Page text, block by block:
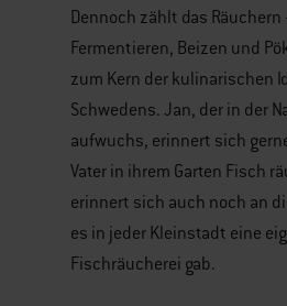
Dennoch zählt das
Fermentieren, Beizen und
zum Kern der kulinarischen
Schwedens. Jan, der in der
aufwuchs, erinnert sich
Vater in ihrem Garten Fisch
erinnert sich auch noch an
es in jeder Kleinstadt eine
Fischräucherei gab.